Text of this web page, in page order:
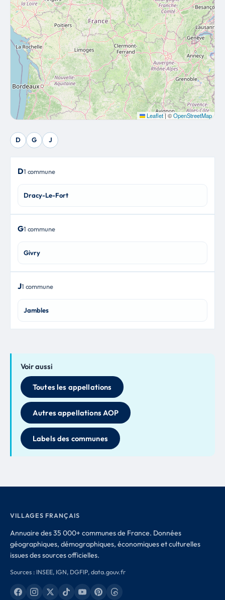
Leaflet| ©OpenStreetMap
D G J
D1 commune
Dracy-Le-Fort
G1 commune
Givry
J1 commune
Jambles
Voir aussi
Toutes les appellations
Autres appellations AOP
Labels des communes
VILLAGES FRANÇAIS
Annuaire des 35 000+ communes de France. Données
géographiques, démographiques, économiques et culturelles
issues des sources officielles.
Sources : INSEE, IGN, DGFIP, data.gouv.fr